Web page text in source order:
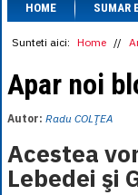
HOME SUMAR
Sunteti aici: Home //
Apar noi
Autor: Radu COLŢEA
Acestea
Lebedei şi